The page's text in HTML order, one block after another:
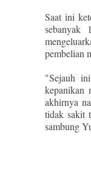
Saat ini
sebanyak
pembelian
"Sejauh
kepanikan
akhirnya
tidak sakit
sambung